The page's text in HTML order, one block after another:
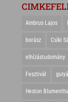
Ambrus Lajos
borász Csíki
elhízástudomány
Fesztivál
Heston Blumenthal